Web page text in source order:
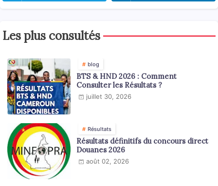
Les plus consultés
blog
BTS & HND 2026 : Comment
Consulter les Résultats ?
juillet 30, 2026
Résultats
Résultats définitifs du concours direct
Douanes 2026
août 02, 2026